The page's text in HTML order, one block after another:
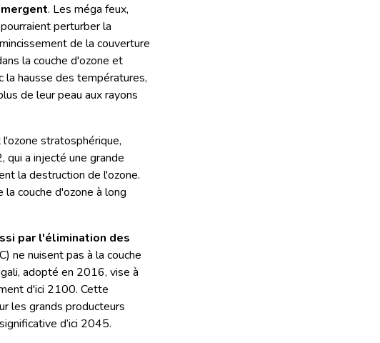
. Les méga feux,
perturber la
de la couverture
la couche d'ozone et
la hausse des températures,
de leur peau aux rayons
stratosphérique,
qui a injecté une grande
la destruction de l'ozone.
couche d'ozone à long
par l'élimination des
ne nuisent pas à la couche
adopté en 2016, vise à
d'ici 2100. Cette
les grands producteurs
d’ici 2045.